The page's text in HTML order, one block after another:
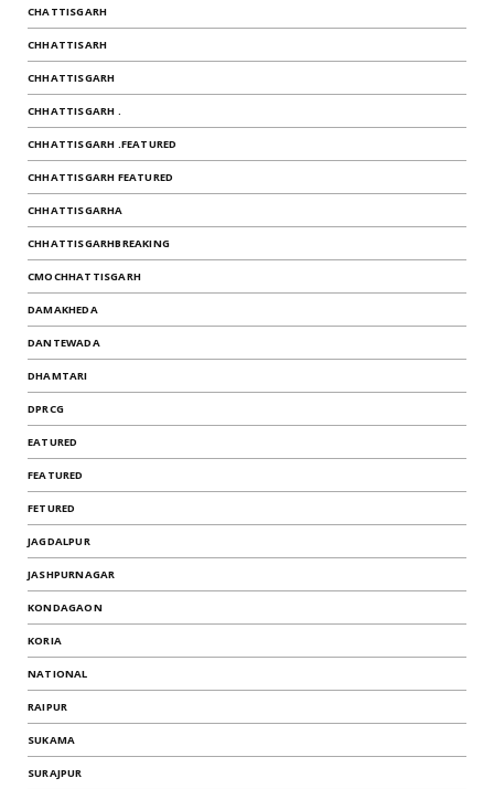
CHATTISGARH
CHHATTISARH
CHHATTISGARH
CHHATTISGARH .
CHHATTISGARH .FEATURED
CHHATTISGARH FEATURED
CHHATTISGARHA
CHHATTISGARHBREAKING
CMOCHHATTISGARH
DAMAKHEDA
DANTEWADA
DHAMTARI
DPRCG
EATURED
FEATURED
FETURED
JAGDALPUR
JASHPURNAGAR
KONDAGAON
KORIA
NATIONAL
RAIPUR
SUKAMA
SURAJPUR